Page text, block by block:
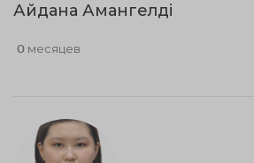
Айдана Амангелді
0 месяцев